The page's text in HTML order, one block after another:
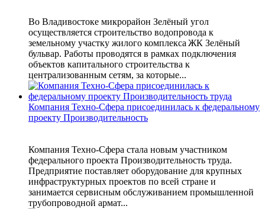
Во Владивостоке микрорайон Зелёный угол
осуществляется строительство водопровода к
земельному участку жилого комплекса ЖК Зелёный
бульвар. Работы проводятся в рамках подключения
объектов капитального строительства к
централизованным сетям, за которые...
Компания Техно-Сфера присоединилась к федеральному
проекту Производительность
Компания Техно-Сфера стала новым участником
федерального проекта Производительность труда.
Предприятие поставляет оборудование для крупных
инфраструктурных проектов по всей стране и
занимается сервисным обслуживанием промышленной
трубопроводной армат...